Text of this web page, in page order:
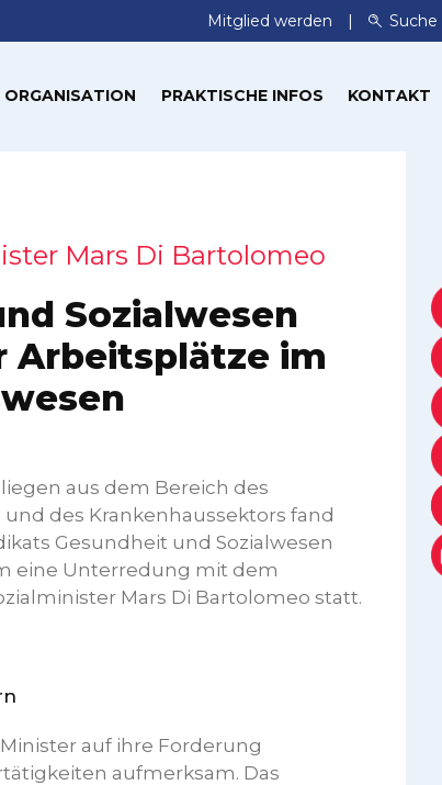
Mitglied werden Suche
ORGANISATION PRAKTISCHE INFOS KONTAKT
Mars Di Bartolomeo
Sozialwesen
Arbeitsplätze im
aus dem Bereich des
des Krankenhaussektors fand
Gesundheit und Sozialwesen
eine Unterredung mit dem
Mars Di Bartolomeo statt.
auf ihre Forderung
aufmerksam. Das